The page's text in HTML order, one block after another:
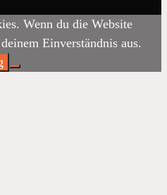
Wenn du die Website
Einverständnis aus.